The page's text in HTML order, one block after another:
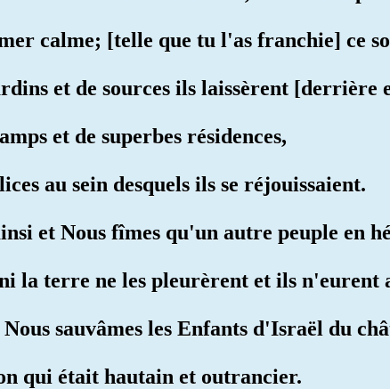
calme; [telle que tu l'as franchie] ce
et de sources ils laissèrent [derrière
et de superbes résidences,
au sein desquels ils se réjouissaient.
et Nous fîmes qu'un autre peuple en
la terre ne les pleurèrent et ils n'eurent
sauvâmes les Enfants d'Israël du
qui était hautain et outrancier.